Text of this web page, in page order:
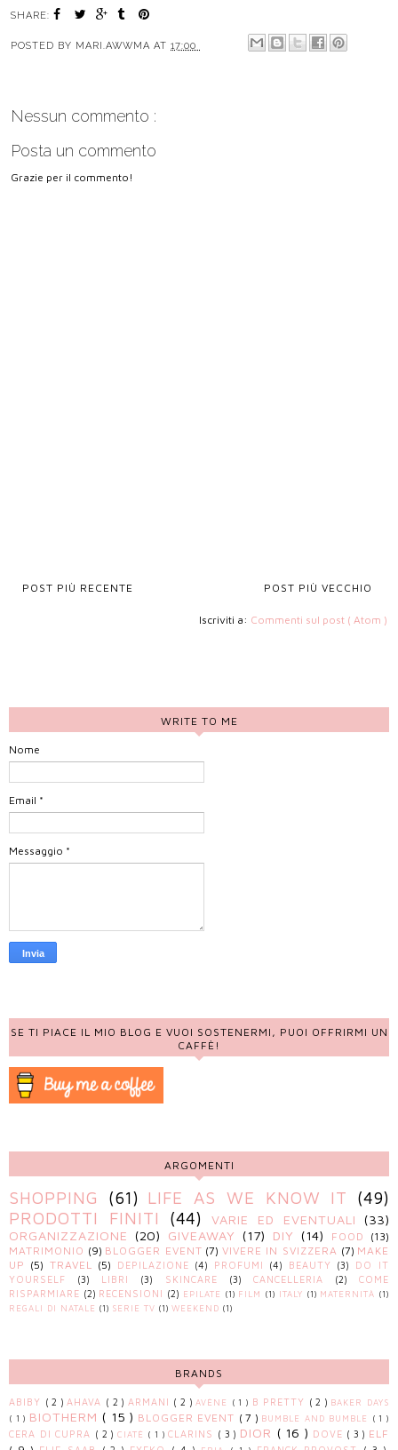
SHARE:
POSTED BY MARI.AWWMA AT 17:00
Nessun commento :
Posta un commento
Grazie per il commento!
POST PIÙ RECENTE POST PIÙ VECCHIO
Iscriviti a: Commenti sul post ( Atom )
WRITE TO ME
Nome
Email *
Messaggio *
SE TI PIACE IL MIO BLOG E VUOI SOSTENERMI, PUOI OFFRIRMI UN
CAFFÈ!
ARGOMENTI
SHOPPING (61) LIFE AS WE KNOW IT
(49)
PRODOTTI FINITI
(44) VARIE ED EVENTUALI
(33)
ORGANIZZAZIONE
(20) GIVEAWAY (17) DIY (14) FOOD
(13)
MATRIMONIO (9) BLOGGER EVENT (7) VIVERE IN SVIZZERA (7) MAKE
UP (5) TRAVEL (5) DEPILAZIONE (4) PROFUMI (4) BEAUTY (3)
DO IT
YOURSELF
(3) LIBRI (3) SKINCARE (3) CANCELLERIA (2)
COME
RISPARMIARE (2) RECENSIONI (2) EPILATE (1) FILM (1) ITALY (1) MATERNITÀ (1)
REGALI DI NATALE (1) SERIE TV (1) WEEKEND (1)
BRANDS
ABIBY ( 2 )AHAVA ( 2 ) ARMANI ( 2 )AVÈNE ( 1 ) B PRETTY ( 2 ) BAKER DAYS
( 1 ) BIOTHERM ( 15 ) BLOGGER EVENT ( 7 ) BUMBLE AND BUMBLE ( 1 )
CERA DI CUPRA ( 2 ) CIATÈ ( 1 )CLARINS ( 3 ) DIOR ( 16 ) DOVE ( 3 ) ELF